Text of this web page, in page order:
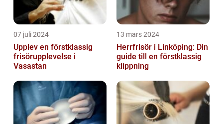
07 juli 2024
Upplev en förstklassig
frisörupplevelse i
Vasastan
13 mars 2024
Herrfrisör i Linköping: Din
guide till en förstklassig
klippning